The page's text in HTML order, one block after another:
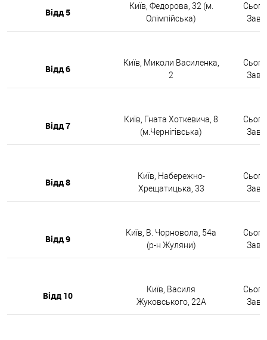
Відд 5
Київ, Федорова, 32 (м.
Олімпійська)
Відд 6
Київ, Миколи Василенка,
2
Відд 7
Київ, Гната Хоткевича, 8
(м.Чернігівська)
Відд 8
Київ, Набережно-
Хрещатицька, 33
Відд 9
Київ, В. Чорновола, 54а
(р-н Жуляни)
Відд 10
Київ, Василя
Жуковського, 22А